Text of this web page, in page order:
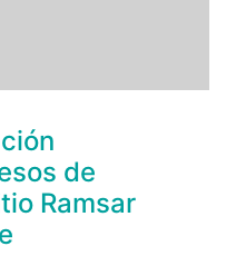
de
Ramsar